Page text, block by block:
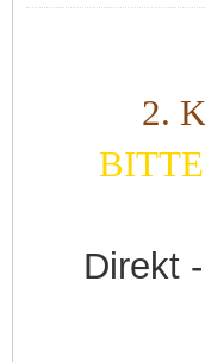
2.
Direkt